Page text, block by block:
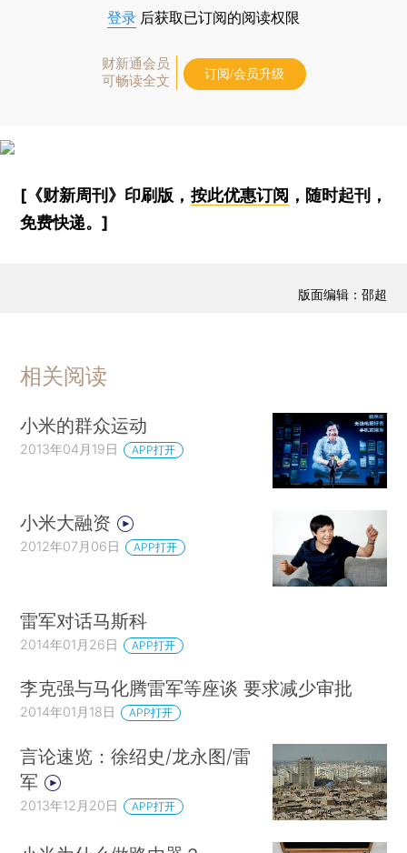
登录 后获取已订阅的阅读权限
财新通会员
可畅读全文
订阅/会员升级
[《财新周刊》印刷版， 按此优惠订阅 ，随时起刊，
免费快递。]
版面编辑：邵超
相关阅读
小米的群众运动
2013年04月19日 APP打开
小米大融资
2012年07月06日 APP打开
雷军对话马斯科
2014年01月26日 APP打开
李克强与马化腾雷军等座谈 要求减少审批
2014年01月18日 APP打开
言论速览：徐绍史/龙永图/雷
军
2013年12月20日 APP打开